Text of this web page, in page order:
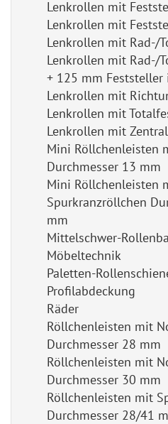
Lenkrollen mit
Lenkrollen mit
Lenkrollen mit Rad-/
Lenkrollen mit Rad-/
+ 125 mm Feststeller
Lenkrollen mit
Lenkrollen mit
Lenkrollen mit
Mini Röllchenleisten
Durchmesser 13 mm
Mini Röllchenleisten
Spurkranzröllchen
mm
Mittelschwer-
Möbeltechnik
Paletten-
Profilabdeckung
Räder
Röllchenleisten mit
Durchmesser 28 mm
Röllchenleisten mit
Durchmesser 30 mm
Röllchenleisten mit
Durchmesser 28/41